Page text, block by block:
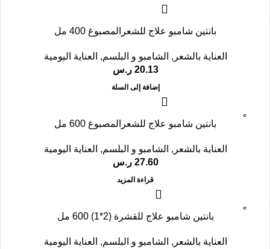
بانتين شامبو علاج للشعرالمصبوغ 400 مل
العناية بالشعر , الشامبو و البلسم, العناية اليومية
20.13 ر.س
إضافة إلى السلة
SOLD
بانتين شامبو علاج للشعرالمصبوغ 600 مل
العناية بالشعر , الشامبو و البلسم, العناية اليومية
27.60 ر.س
قراءة المزيد
SOLD
بانتين شامبو علاج للقشرة (2*1) 600 مل
العناية بالشعر , الشامبو و البلسم, العناية اليومية